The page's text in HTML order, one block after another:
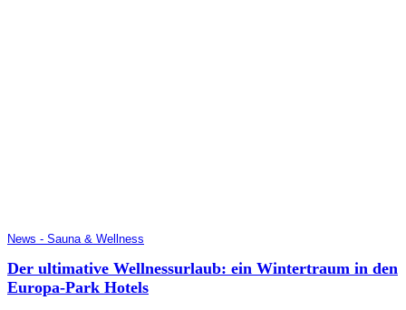
News - Sauna & Wellness
Der ultimative Wellnessurlaub: ein Wintertraum in den
Europa-Park Hotels